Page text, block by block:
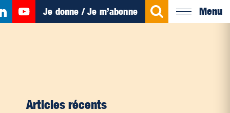
Je donne / Je m’abonne Menu
Articles récents